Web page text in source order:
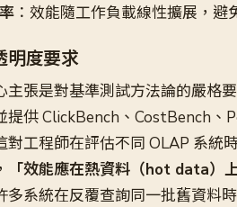
：效能隨工作負載線性擴展，
明度要求
主張是對基準測試方法論的嚴格要
提供 ClickBench、CostBench
對工程師在評估不同 OLAP 系統
「效能應在熱資料（hot data）
多系統在反覆查詢同一批舊資料